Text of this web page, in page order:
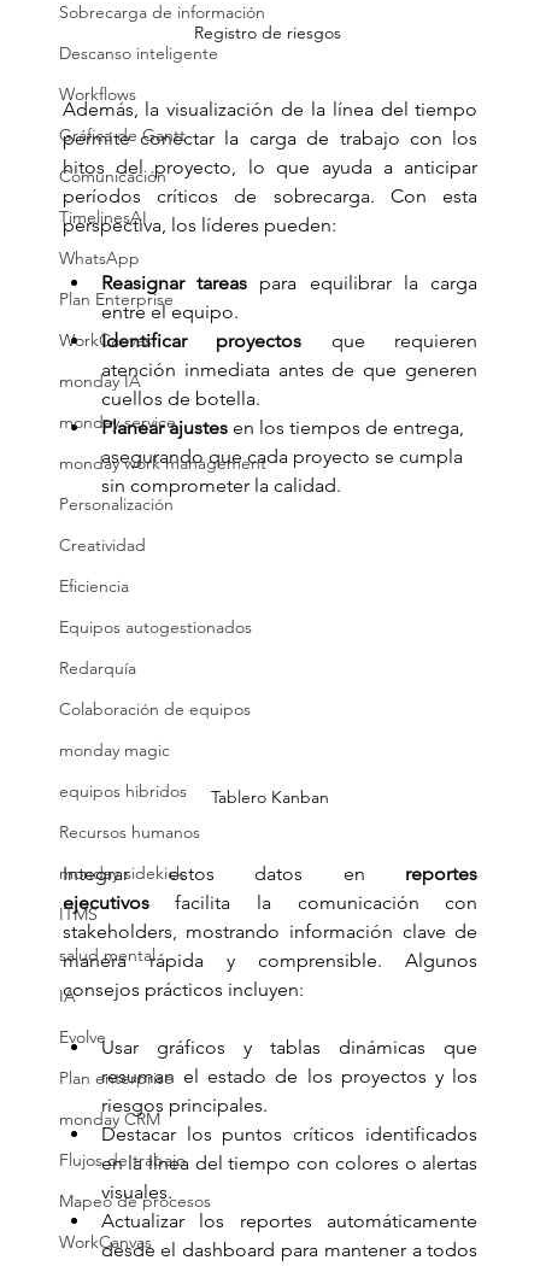
Sobrecarga de información
Descanso inteligente
Workflows
Gráfica de Gantt
Comunicación
TimelinesAI
WhatsApp
Plan Enterprise
WorkCanvas
monday IA
monday service
monday work management
Personalización
Creatividad
Eficiencia
Equipos autogestionados
Redarquía
Colaboración de equipos
monday magic
equipos hibridos
Recursos humanos
monday sidekick
ITMS
salud mental
IA
Evolve
Plan enterprise
monday CRM
Flujos de trabajo
Mapeo de procesos
WorkCanvas
Registro de riesgos
Además, la visualización de la línea del tiempo
permite conectar la carga de trabajo con los
hitos del proyecto, lo que ayuda a anticipar
períodos críticos de sobrecarga. Con esta
perspectiva, los líderes pueden:
Reasignar tareas para equilibrar la carga
entre el equipo.
Identificar proyectos que requieren
atención inmediata antes de que generen
cuellos de botella.
Planear ajustes en los tiempos de entrega,
asegurando que cada proyecto se cumpla
sin comprometer la calidad.
Tablero Kanban
Integrar estos datos en reportes
ejecutivos facilita la comunicación con
stakeholders, mostrando información clave de
manera rápida y comprensible. Algunos
consejos prácticos incluyen:
Usar gráficos y tablas dinámicas que
resuman el estado de los proyectos y los
riesgos principales.
Destacar los puntos críticos identificados
en la línea del tiempo con colores o alertas
visuales.
Actualizar los reportes automáticamente
desde el dashboard para mantener a todos